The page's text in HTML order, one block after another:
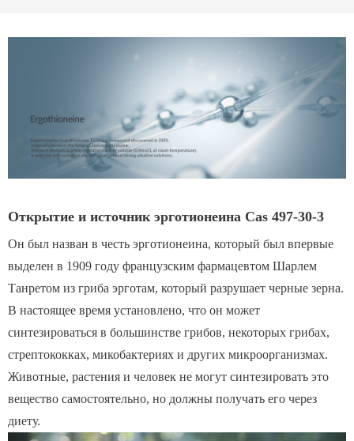
Открытие и источник эрготионеина Cas 497-30-3
Он был назван в честь эрготионеина, который был впервые
выделен в 1909 году французским фармацевтом Шарлем
Танретом из гриба эрготам, который разрушает черные зерна.
В настоящее время установлено, что он может
синтезироваться в большинстве грибов, некоторых грибах,
стрептококках, микобактериях и других микроорганизмах.
Животные, растения и человек не могут синтезировать это
вещество самостоятельно, но должны получать его через
диету.